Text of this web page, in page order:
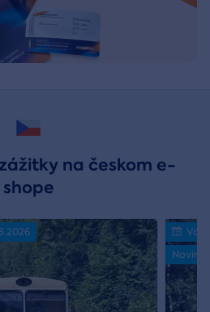
na českom e-
shope